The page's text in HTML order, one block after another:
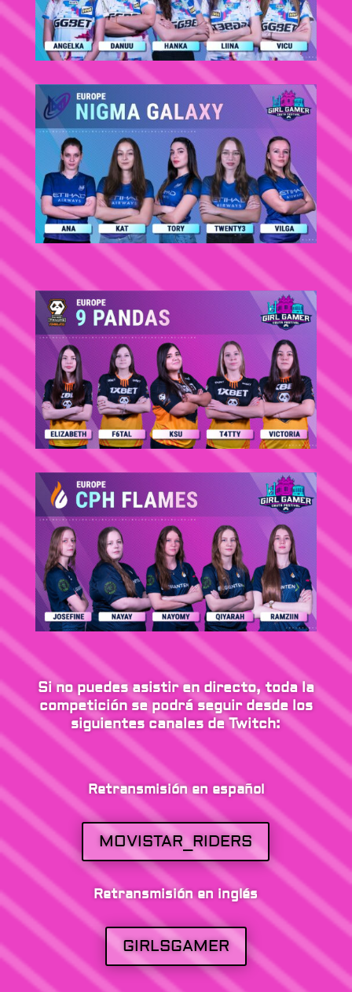
Si no puedes asistir en directo, toda la
competición se podrá seguir desde los
siguientes canales de Twitch:
Retransmisión en español
MOVISTAR_RIDERS
Retransmisión en inglés
GIRLSGAMER